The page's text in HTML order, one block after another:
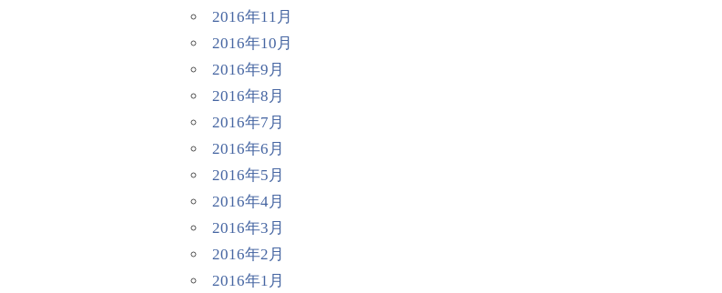
2016年11月
2016年10月
2016年9月
2016年8月
2016年7月
2016年6月
2016年5月
2016年4月
2016年3月
2016年2月
2016年1月